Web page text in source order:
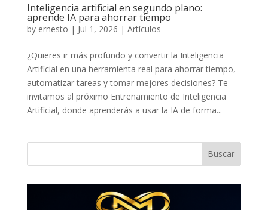
Inteligencia artificial en segundo plano:
aprende IA para ahorrar tiempo
by ernesto | Jul 1, 2026 | Artículos
¿Quieres ir más profundo y convertir la Inteligencia
Artificial en una herramienta real para ahorrar tiempo,
automatizar tareas y tomar mejores decisiones? Te
invitamos al próximo Entrenamiento de Inteligencia
Artificial, donde aprenderás a usar la IA de forma...
Buscar